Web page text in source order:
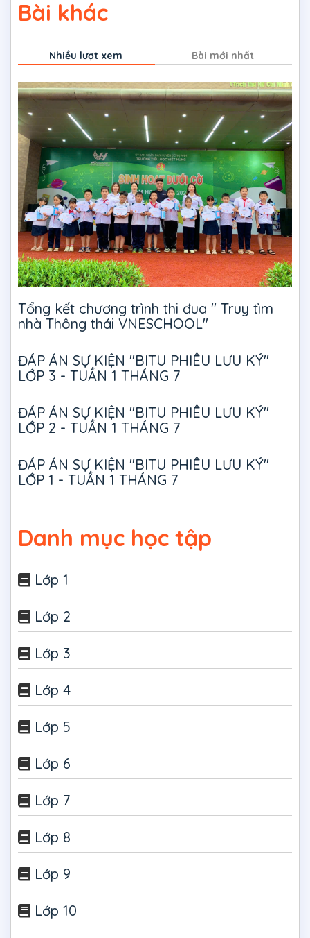
Bài khác
Nhiều lượt xem Bài mới nhất
Tổng kết chương trình thi đua " Truy tìm
nhà Thông thái VNESCHOOL"
ĐÁP ÁN SỰ KIỆN "BITU PHIÊU LƯU KÝ"
LỚP 3 - TUẦN 1 THÁNG 7
ĐÁP ÁN SỰ KIỆN "BITU PHIÊU LƯU KÝ"
LỚP 2 - TUẦN 1 THÁNG 7
ĐÁP ÁN SỰ KIỆN "BITU PHIÊU LƯU KÝ"
LỚP 1 - TUẦN 1 THÁNG 7
Danh mục học tập
Lớp 1
Lớp 2
Lớp 3
Lớp 4
Lớp 5
Lớp 6
Lớp 7
Lớp 8
Lớp 9
Lớp 10